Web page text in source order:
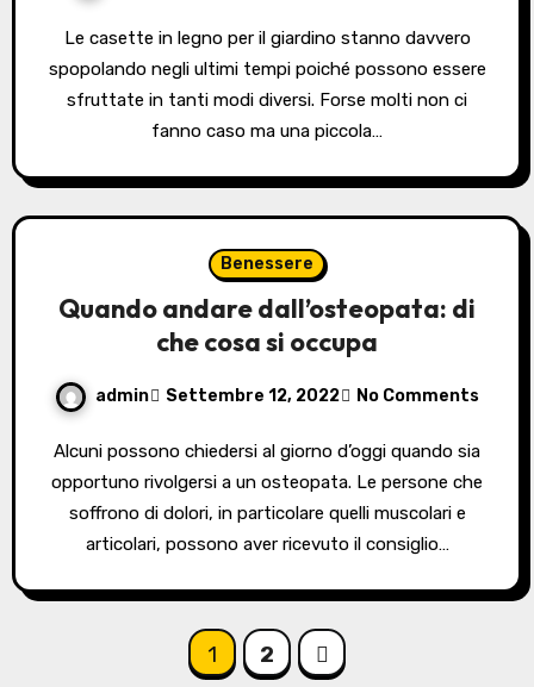
Le casette in legno per il giardino stanno davvero
spopolando negli ultimi tempi poiché possono essere
sfruttate in tanti modi diversi. Forse molti non ci
fanno caso ma una piccola…
Benessere
Quando andare dall’osteopata: di
che cosa si occupa
admin Settembre 12, 2022 No Comments
Alcuni possono chiedersi al giorno d’oggi quando sia
opportuno rivolgersi a un osteopata. Le persone che
soffrono di dolori, in particolare quelli muscolari e
articolari, possono aver ricevuto il consiglio…
Paginazione
1 2